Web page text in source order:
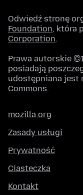
Odwiedź stronę
Foundation, która
Corporation.
Prawa autorskie
posiadają
udostępniana jest
Commons.
mozilla.org
Zasady usługi
Prywatność
Ciasteczka
Kontakt